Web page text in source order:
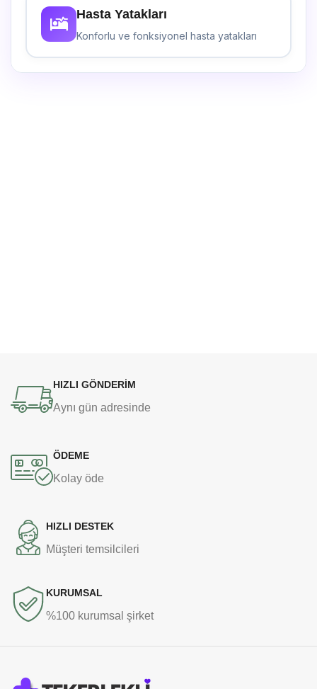
Hasta Yatakları
Konforlu ve fonksiyonel hasta yatakları
HIZLI GÖNDERİM
Aynı gün adresinde
ÖDEME
Kolay öde
HIZLI DESTEK
Müşteri temsilcileri
KURUMSAL
%100 kurumsal şirket